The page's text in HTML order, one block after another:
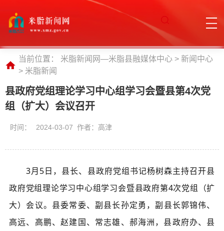
当前位置： 米脂新闻网—米脂县融媒体中心 > 新闻中心
> 米脂新闻
县政府党组理论学习中心组学习会暨县第4次党
组（扩大）会议召开
时间： 2024-03-07 作者：高津
3月5日，县长、县政府党组书记杨树森主持召开县
政府党组理论学习中心组学习会暨县政府第4次党组（扩
大）会议。县委常委、副县长孙定勇，副县长郭锦伟、
高远、高鹏、赵建国、常志雄、郝海洲，县政府办、县